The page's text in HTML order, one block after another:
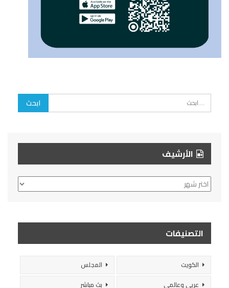
الأرشيف
الأرشيف
التصنيفات
الكويت
المجلس
عربي وعالمي
بث مباشر